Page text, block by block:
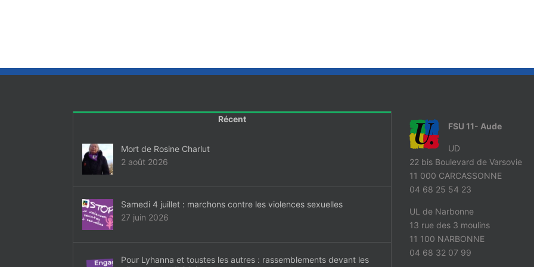
Récent
Mort de Rosine Charlut
2 août 2026
Samedi 4 juillet : marchons contre les violences sexuelles
27 juin 2026
Pour Lyhanna et toustes les autres : rassemblements devant les
FSU 11- Aude
UD
22 bis Boulevard de Varsovie
11 000 CARCASSONNE
04 68 25 54 23
UL de Narbonne
13 rue des 3 moulins
11 100 NARBONNE
04 68 32 07 99